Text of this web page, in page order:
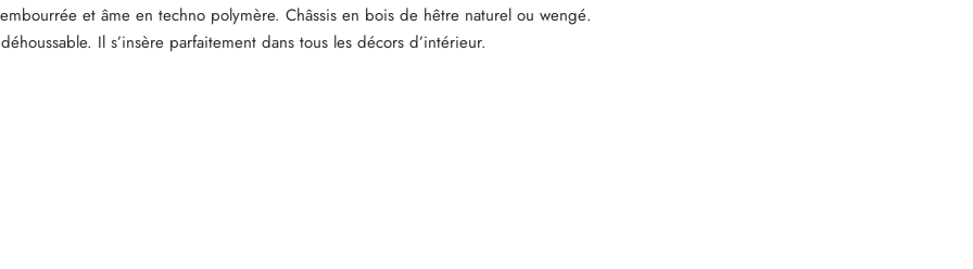
et âme en techno polymère. Châssis en bois de hêtre naturel ou wengé.
Il s’insère parfaitement dans tous les décors d’intérieur.